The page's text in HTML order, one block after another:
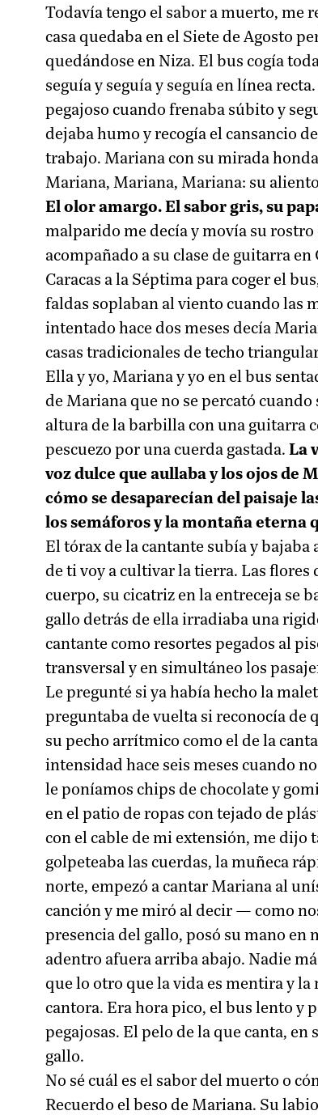
Todavía tengo el sabor a muerto, me
casa quedaba en el Siete de Agosto
quedándose en Niza. El bus cogía
seguía y seguía y seguía en línea
pegajoso cuando frenaba súbito y
dejaba humo y recogía el cansancio
trabajo. Mariana con su mirada
Mariana, Mariana, Mariana: su
El olor amargo. El sabor gris, su
malparido me decía y movía su
acompañado a su clase de guitarra
Caracas a la Séptima para coger el
faldas soplaban al viento cuando las
intentado hace dos meses decía
casas tradicionales de techo
Ella y yo, Mariana y yo en el bus
de Mariana que no se percató
altura de la barbilla con una guitarra
pescuezo por una cuerda gastada. La
voz dulce que aullaba y los ojos de
cómo se desaparecían del paisaje
los semáforos y la montaña eterna
El tórax de la cantante subía y
de ti voy a cultivar la tierra. Las
cuerpo, su cicatriz en la entreceja se
gallo detrás de ella irradiaba una
cantante como resortes pegados al
transversal y en simultáneo los
Le pregunté si ya había hecho la
preguntaba de vuelta si reconocía de
su pecho arrítmico como el de la
intensidad hace seis meses cuando
le poníamos chips de chocolate y
en el patio de ropas con tejado de
con el cable de mi extensión, me dijo
golpeteaba las cuerdas, la muñeca
norte, empezó a cantar Mariana al
canción y me miró al decir — como
presencia del gallo, posó su mano en
adentro afuera arriba abajo. Nadie
que lo otro que la vida es mentira y
cantora. Era hora pico, el bus lento y
pegajosas. El pelo de la que canta,
gallo.
No sé cuál es el sabor del muerto o
Recuerdo el beso de Mariana. Su